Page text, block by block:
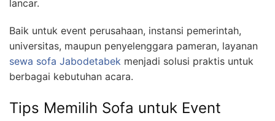
lancar.
Baik untuk event perusahaan, instansi pemerintah,
universitas, maupun penyelenggara pameran, layanan
sewa sofa Jabodetabek menjadi solusi praktis untuk
berbagai kebutuhan acara.
Tips Memilih Sofa untuk Event